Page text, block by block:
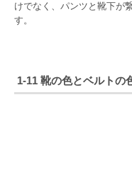
けでなく、パンツと靴下が
す。
1-11 靴の色とベルトの